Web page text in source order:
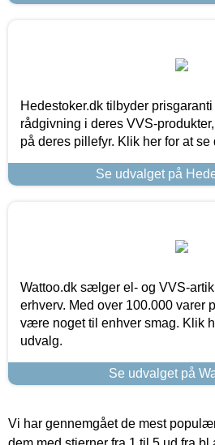
Hedestoker.dk tilbyder
rådgivning i deres VVS-
på deres pillefyr. Klik her for at se
Se udvalget på
Wattoo.dk sælger el- og VVS-
erhverv. Med over 100.000 varer
være noget til enhver smag. Klik
udvalg.
Se udvalget på
Vi har gennemgået de mest